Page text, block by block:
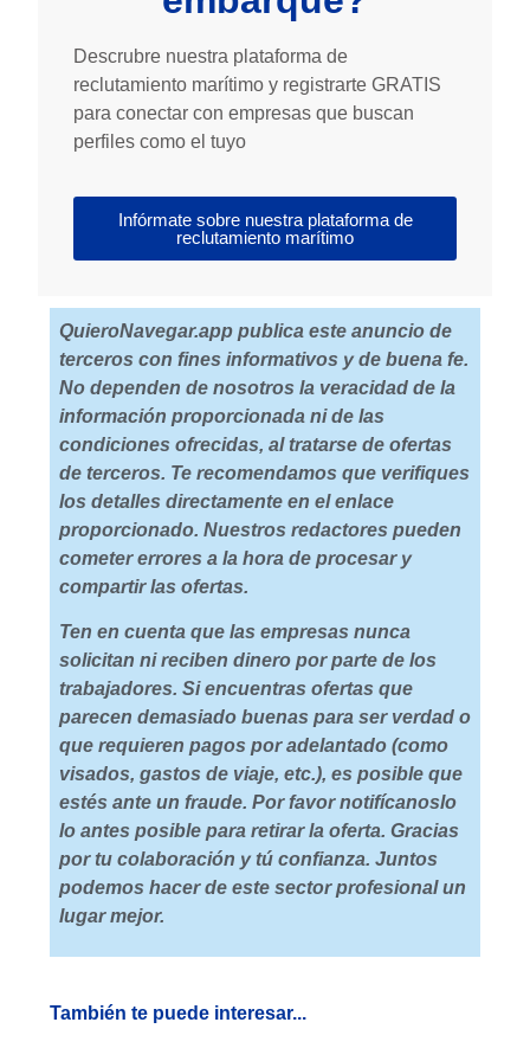
Descrubre nuestra plataforma de
reclutamiento marítimo y registrarte GRATIS
para conectar con empresas que buscan
perfiles como el tuyo
Infórmate sobre nuestra plataforma de
reclutamiento marítimo
QuieroNavegar.app publica este anuncio de
terceros con fines informativos y de buena fe.
No dependen de nosotros la veracidad de la
información proporcionada ni de las
condiciones ofrecidas, al tratarse de ofertas
de terceros. Te recomendamos que verifiques
los detalles directamente en el enlace
proporcionado. Nuestros redactores pueden
cometer errores a la hora de procesar y
compartir las ofertas.
Ten en cuenta que las empresas nunca
solicitan ni reciben dinero por parte de los
trabajadores. Si encuentras ofertas que
parecen demasiado buenas para ser verdad o
que requieren pagos por adelantado (como
visados, gastos de viaje, etc.), es posible que
estés ante un fraude. Por favor notifícanoslo
lo antes posible para retirar la oferta. Gracias
por tu colaboración y tú confianza. Juntos
podemos hacer de este sector profesional un
lugar mejor.
También te puede interesar...